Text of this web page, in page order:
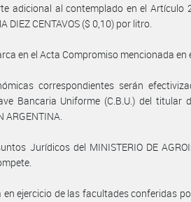
adicional al contemplado en el Artículo
DIEZ CENTAVOS ($ 0,10) por litro.
en el Acta Compromiso mencionada en
correspondientes serán
Bancaria Uniforme (C.B.U.) del titular
ARGENTINA.
Jurídicos del MINISTERIO DE
ejercicio de las facultades conferidas